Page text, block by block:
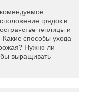
грядок в
теплицы и
способы ухода
Нужно ли
выращивать